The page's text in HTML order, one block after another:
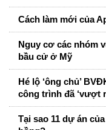
Cách làm mới của
Nguy cơ các nhóm
bầu cử ở Mỹ
Hé lộ ‘ông chủ’
công trình đã ‘vượt
Tại sao 11 dự án